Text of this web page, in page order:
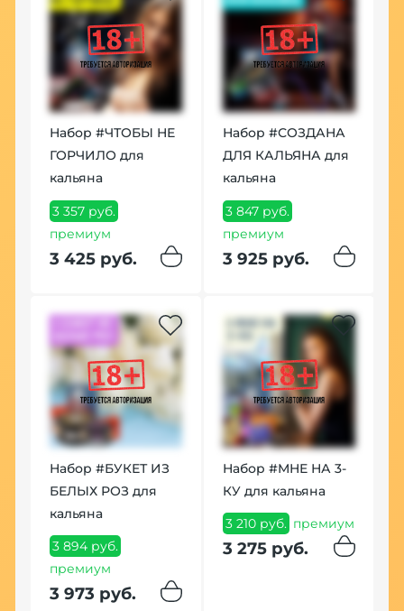
Набор #ЧТОБЫ НЕ
ГОРЧИЛО для
кальяна
3 357 руб.
премиум
3 425 руб.
Набор #СОЗДАНА
ДЛЯ КАЛЬЯНА для
кальяна
3 847 руб.
премиум
3 925 руб.
Набор #БУКЕТ ИЗ
БЕЛЫХ РОЗ для
кальяна
3 894 руб.
премиум
3 973 руб.
Набор #МНЕ НА 3-
КУ для кальяна
3 210 руб. премиум
3 275 руб.